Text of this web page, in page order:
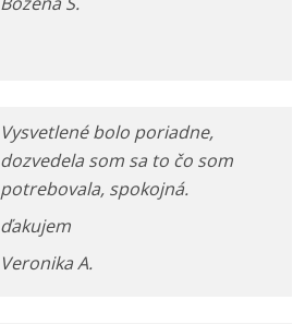
Vysvetlené bolo poriadne,
dozvedela som sa to čo som
potrebovala, spokojná.
ďakujem
Veronika A.